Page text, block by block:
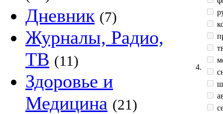
Дневник (7)
Журналы, Радио,
ТВ (11)
Здоровье и
Медицина (21)
4.